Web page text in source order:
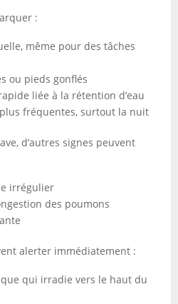
:
même pour des tâches
ou pieds gonflés
liée à la rétention d’eau
fréquentes, surtout la nuit
d’autres signes peuvent
irrégulier
des poumons
alerter immédiatement :
qui irradie vers le haut du